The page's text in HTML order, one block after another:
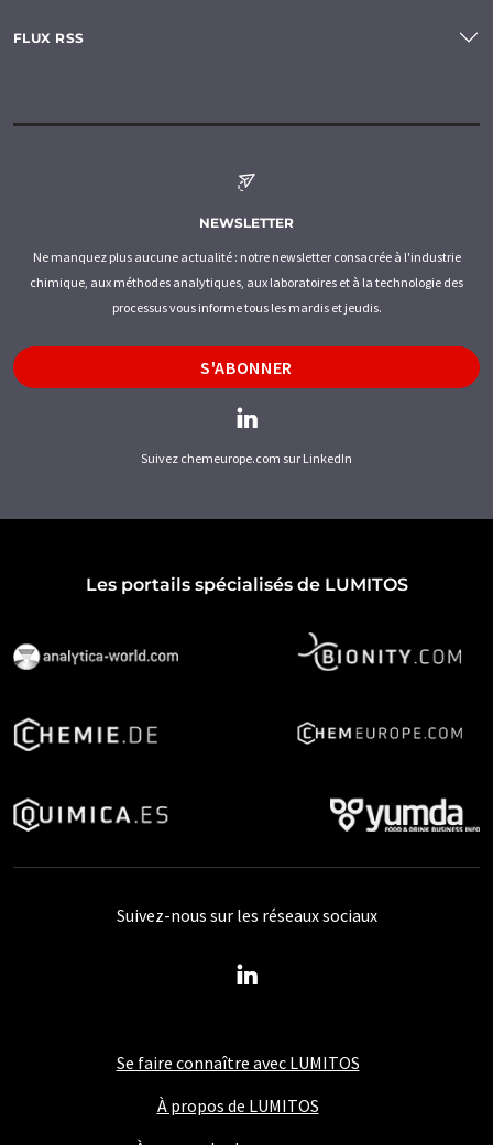
FLUX RSS
NEWSLETTER
Ne manquez plus aucune actualité : notre newsletter consacrée à l'industrie
chimique, aux méthodes analytiques, aux laboratoires et à la technologie des
processus vous informe tous les mardis et jeudis.
S'ABONNER
Suivez chemeurope.com sur LinkedIn
Les portails spécialisés de LUMITOS
Se faire connaître avec LUMITOS
À propos de LUMITOS
Suivez-nous sur les réseaux sociaux